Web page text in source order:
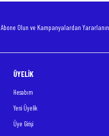
Olun ve Kampanyalardan Yararlanın
ÜYELİK
Hesabım
Yeni Üyelik
Üye Girişi